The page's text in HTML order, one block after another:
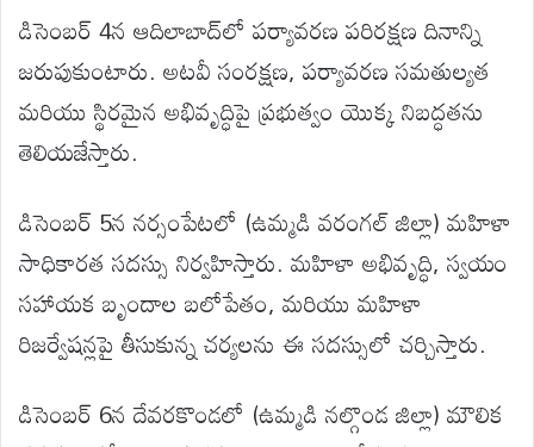
డిసెంబర్ 4న ఆదిలాబాద్‌లో పర్యావరణ పరిరక్షణ దినాన్ని
జరుపుకుంటారు. అటవీ సంరక్షణ, పర్యావరణ సమతుల్యత
మరియు స్థిరమైన అభివృద్ధిపై ప్రభుత్వం యొక్క నిబద్ధతను
తెలియజేస్తారు.
డిసెంబర్ 5న నర్సంపేటలో (ఉమ్మడి వరంగల్ జిల్లా) మహిళా
సాధికారత సదస్సు నిర్వహిస్తారు. మహిళా అభివృద్ధి, స్వయం
సహాయక బృందాల బలోపేతం, మరియు మహిళా
రిజర్వేషన్లపై తీసుకున్న చర్యలను ఈ సదస్సులో చర్చిస్తారు.
డిసెంబర్ 6న దేవరకొండలో (ఉమ్మడి నల్గొండ జిల్లా) మౌలిక